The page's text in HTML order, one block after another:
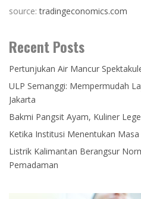
source:tradingeconomics.com
Recent Posts
Pertunjukan Air Mancur
ULP Semanggi: Mempermudah
Jakarta
Bakmi Pangsit Ayam, Kuliner
Ketika Institusi Menentukan
Listrik Kalimantan Berangsur
Pemadaman